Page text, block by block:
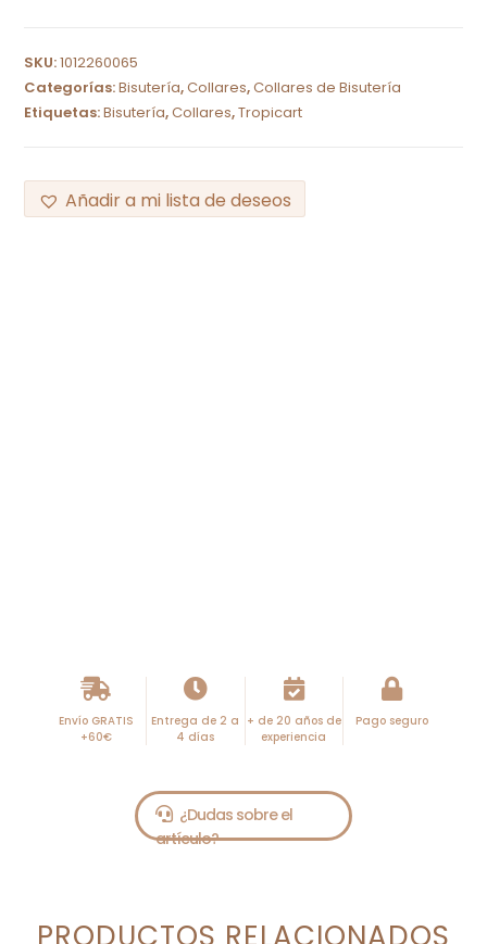
SKU:1012260065
Categorías:Bisutería,Collares,Collares de Bisutería
Etiquetas:Bisutería,Collares,Tropicart
Añadir a mi lista de deseos
Envío GRATIS
+60€
Entrega de 2 a
4 días
+ de 20 años de
experiencia
Pago seguro
PRODUCTOS RELACIONADOS